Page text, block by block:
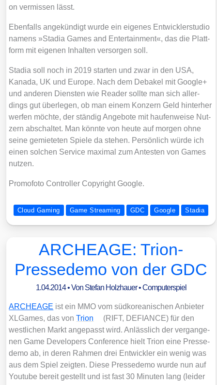
on ver­mis­sen lässt.
Eben­falls ange­kün­digt wur­de ein eige­nes Ent­wick­ler­stu­dio
namens »Sta­dia Games and Enter­tain­ment«, das die Platt­
form mit eige­nen Inhal­ten ver­sor­gen soll.
Sta­dia soll noch in 2019 star­ten und zwar in den USA,
Kana­da, UK und Euro­pe. Nach dem Deba­kel mit Goog­le+
und ande­ren Diens­ten wie Rea­der soll­te man sich aller­
dings gut über­le­gen, ob man einem Kon­zern Geld hin­ter­her
wer­fen möch­te, der stän­dig Ange­bo­te mit hau­fen­wei­se Nut­
zern abschal­tet. Man könn­te von heu­te auf mor­gen ohne
sei­ne gemie­te­ten Spie­le da ste­hen. Per­sön­lich wür­de ich
einen sol­chen Ser­vice maxi­mal zum Antes­ten von Games
nut­zen.
Pro­mo­fo­to Con­trol­ler Copy­right Goog­le.
Cloud Gaming Game Streaming GDC Google Stadia
ARCHEAGE: Trion-
Pressedemo von der GDC
1.04.2014• Von Stefan Holzhauer•Computerspiel
ARCHEAGE ist ein MMO vom süd­ko­rea­ni­schen Anbie­ter
XLGa­mes, das vonTri­on
(RIFT, DEFIANCE) für den
west­li­chen Markt ange­passt wird. Anläss­lich der ver­gan­ge­
nen Game Deve­lo­pers Con­fe­rence hielt Tri­on eine Pres­se­
de­mo ab, in deren Rah­men drei Ent­wick­ler ein wenig was
aus dem Spiel zeig­ten. Die­se Pres­se­de­mo wur­de nun auf
You­tube bereit gestellt und ist fast 30 Minu­ten lang (lei­der